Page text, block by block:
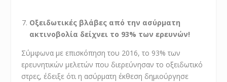
Οξειδωτικές βλάβες από την ασύρματη
ακτινοβολία δείχνει το 93% των ερευνών!
Σύμφωνα με επισκόπηση του 2016, το 93% των
ερευνητικών μελετών που διερεύνησαν το οξειδωτικό
στρες, έδειξε ότι η ασύρματη έκθεση δημιούργησε